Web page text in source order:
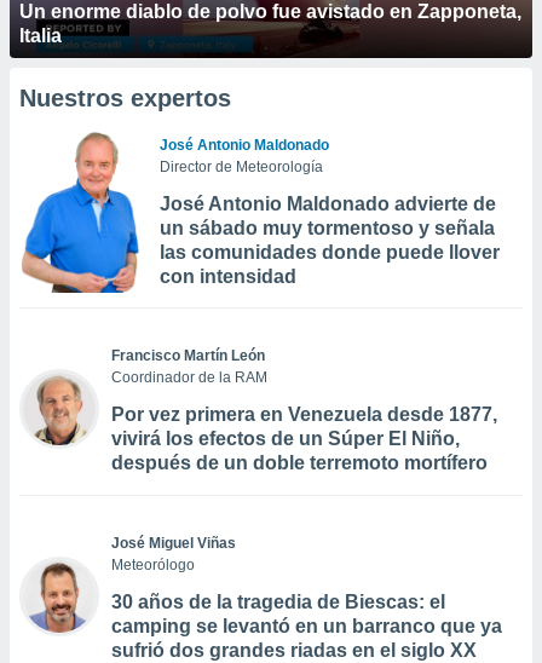
Un enorme diablo de polvo fue avistado en Zapponeta,
Italia
Nuestros expertos
José Antonio Maldonado
Director de Meteorología
José Antonio Maldonado advierte de
un sábado muy tormentoso y señala
las comunidades donde puede llover
con intensidad
Francisco Martín León
Coordinador de la RAM
Por vez primera en Venezuela desde 1877,
vivirá los efectos de un Súper El Niño,
después de un doble terremoto mortífero
José Miguel Viñas
Meteorólogo
30 años de la tragedia de Biescas: el
camping se levantó en un barranco que ya
sufrió dos grandes riadas en el siglo XX